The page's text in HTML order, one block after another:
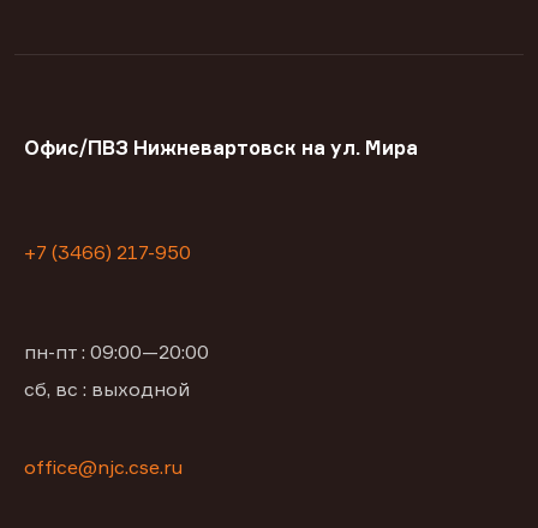
Офис/ПВЗ Нижневартовск на ул. Мира
+7 (3466) 217-950
пн-пт : 09:00—20:00
сб, вс : выходной
office@njc.cse.ru